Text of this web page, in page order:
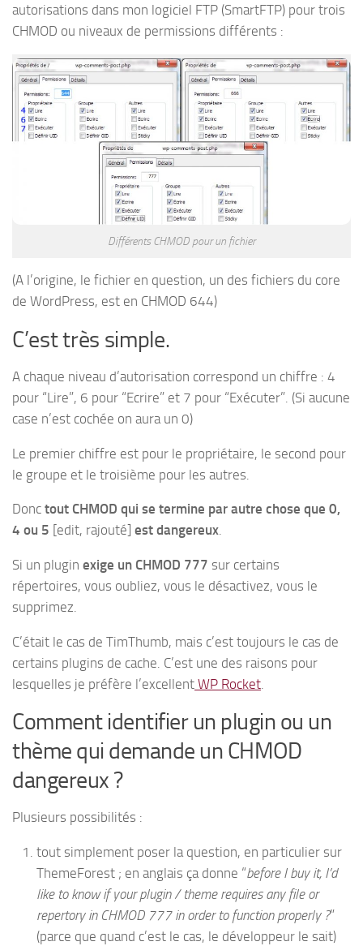
autorisations dans mon logiciel FTP (SmartFTP) pour trois
CHMOD ou niveaux de permissions différents :
Différents CHMOD pour un fichier
(A l’origine, le fichier en question, un des fichiers du core
de WordPress, est en CHMOD 644)
C’est très simple.
A chaque niveau d’autorisation correspond un chiffre : 4
pour “Lire”, 6 pour “Ecrire” et 7 pour “Exécuter”. (Si aucune
case n’est cochée on aura un 0)
Le premier chiffre est pour le propriétaire, le second pour
le groupe et le troisième pour les autres.
Donc tout CHMOD qui se termine par autre chose que 0,
4 ou 5 [edit, rajouté] est dangereux.
Si un plugin exige un CHMOD 777 sur certains
répertoires, vous oubliez, vous le désactivez, vous le
supprimez.
C’était le cas de TimThumb, mais c’est toujours le cas de
certains plugins de cache. C’est une des raisons pour
lesquelles je préfère l’excellent WP Rocket
Comment identifier un plugin ou un
thème qui demande un CHMOD
dangereux ?
Plusieurs possibilités :
tout simplement poser la question, en particulier sur
ThemeForest ; en anglais ça donne “before I buy it, I’d
like to know if your plugin / theme requires any file or
repertory in CHMOD 777 in order to function properly ?”
(parce que quand c’est le cas, le développeur le sait)